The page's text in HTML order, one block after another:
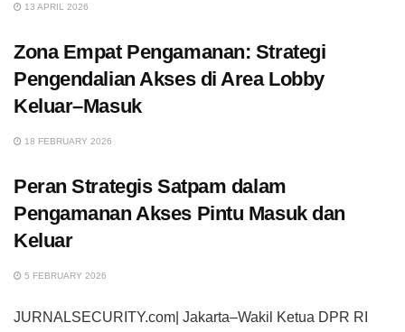
13 APRIL 2026
Zona Empat Pengamanan: Strategi
Pengendalian Akses di Area Lobby
Keluar–Masuk
18 FEBRUARY 2026
Peran Strategis Satpam dalam
Pengamanan Akses Pintu Masuk dan
Keluar
5 FEBRUARY 2026
JURNALSECURITY.com| Jakarta–Wakil Ketua DPR RI